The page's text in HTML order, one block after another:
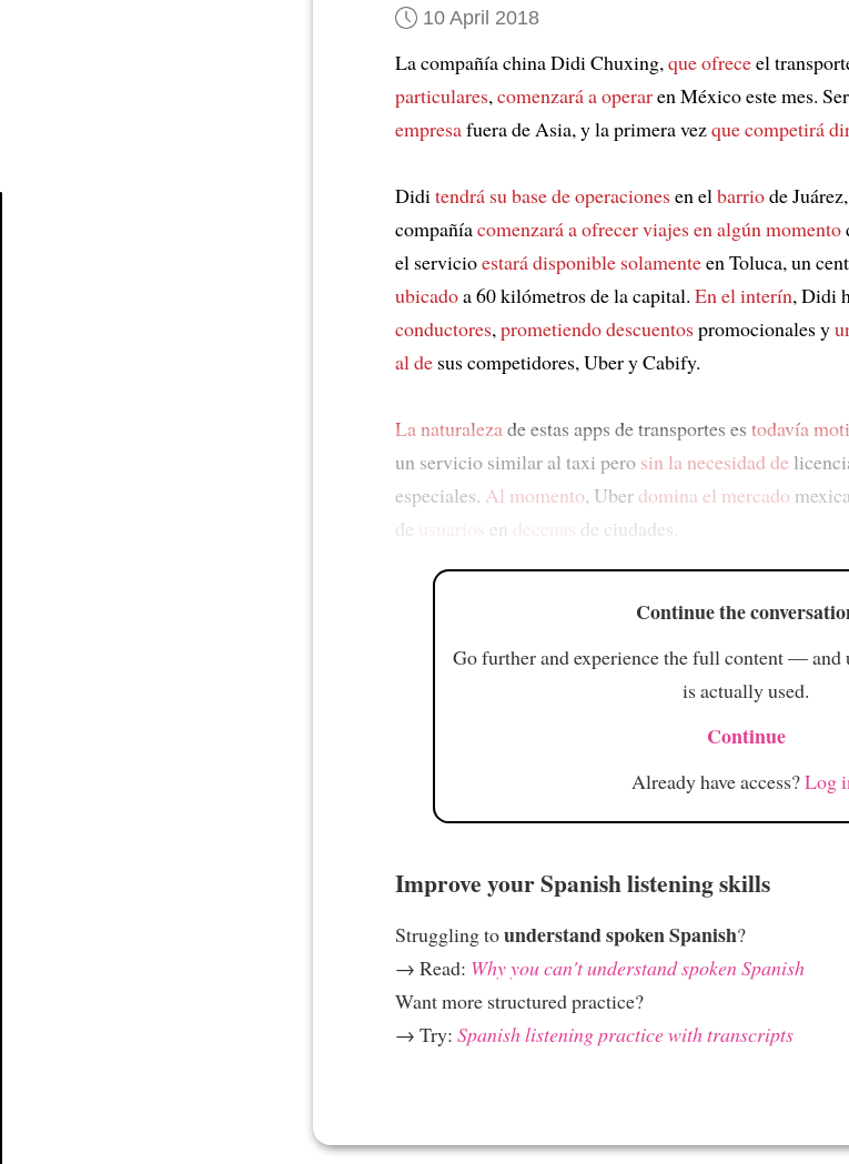
10 April 2018
La compañía china Didi Chuxing,que ofreceel
particulares,comenzará a operaren México este mes.
empresafuera de Asia, y la primera vezque competirá
Diditendrá su base de operacionesen elbarriode
compañíacomenzará a ofrecer viajesen algún momento
el servicioestará disponible solamenteen Toluca, un
ubicadoa 60 kilómetros de la capital. En el interín, Didi
conductores,prometiendo descuentospromocionales y
al de sus competidores, Uber y Cabify.
La naturalezade estas apps de transportes es todavía
un servicio similar al taxi pero sin la necesidad de
especiales. Al momento, Uberdomina el mercado
de usuarios en decenas de ciudades.
Continue the
Go further and experience the full content — and
is actually used.
Continue
Already have access?Log
Improve your Spanish listening skills
Struggling tounderstand spoken Spanish?
→ Read: Why you can't understand spoken Spanish
Want more structured practice?
→ Try: Spanish listening practice with transcripts